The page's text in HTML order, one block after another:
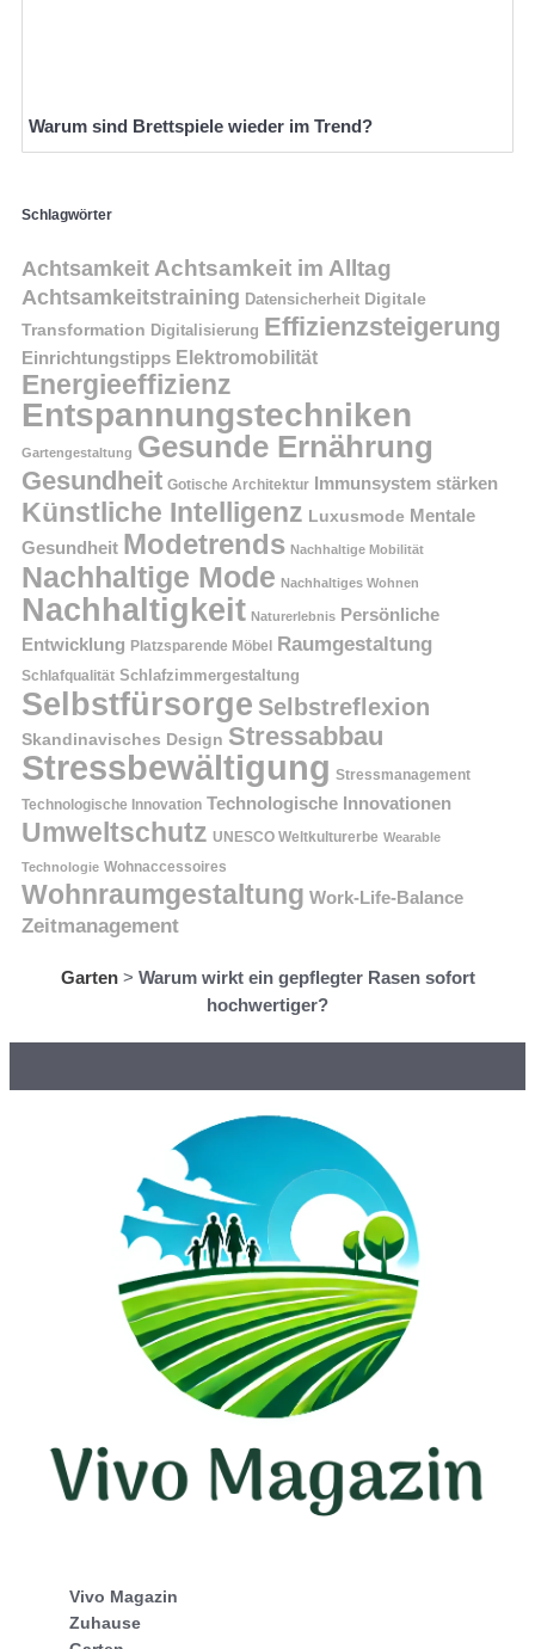
Warum sind Brettspiele wieder im Trend?
Schlagwörter
Achtsamkeit Achtsamkeit im Alltag
Achtsamkeitstraining Datensicherheit Digitale
Transformation Digitalisierung Effizienzsteigerung
Einrichtungstipps Elektromobilität
Energieeffizienz
Entspannungstechniken
Gartengestaltung Gesunde Ernährung
Gesundheit Gotische Architektur Immunsystem stärken
Künstliche Intelligenz Luxusmode Mentale
Gesundheit Modetrends Nachhaltige Mobilität
Nachhaltige Mode Nachhaltiges Wohnen
Nachhaltigkeit Naturerlebnis Persönliche
Entwicklung Platzsparende Möbel Raumgestaltung
Schlafqualität Schlafzimmergestaltung
Selbstfürsorge Selbstreflexion
Skandinavisches Design Stressabbau
Stressbewältigung Stressmanagement
Technologische Innovation Technologische Innovationen
Umweltschutz UNESCO Weltkulturerbe Wearable
Technologie Wohnaccessoires
Wohnraumgestaltung Work-Life-Balance
Zeitmanagement
Garten> Warum wirkt ein gepflegter Rasen sofort
hochwertiger?
Vivo Magazin
Zuhause